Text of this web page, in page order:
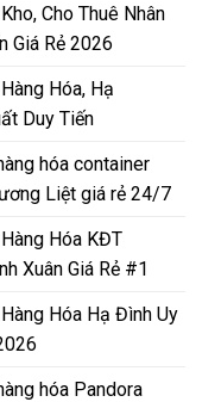
Cho Thuê Nhân
Giá Rẻ 2026
Hóa, Hạ
Duy Tiến
hóa container
Liệt giá rẻ 24/7
Hóa KĐT
Xuân Giá Rẻ #1
Hóa Hạ Đình Uy
hóa Pandora